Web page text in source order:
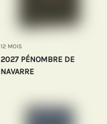
12 MOIS
2027 PÉNOMBRE DE
NAVARRE